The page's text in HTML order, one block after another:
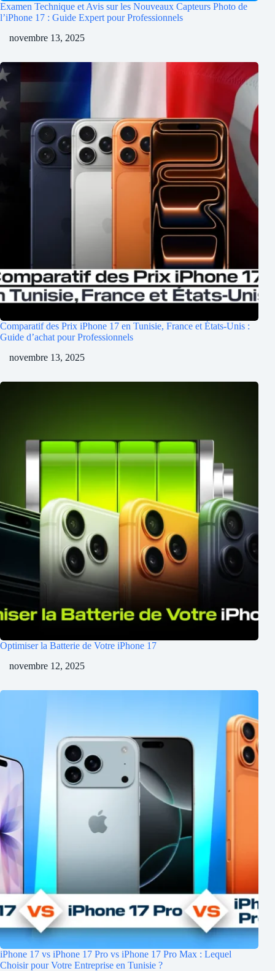
Examen Technique et Avis sur les Nouveaux Capteurs Photo de
l’iPhone 17 : Guide Expert pour Professionnels
novembre 13, 2025
Comparatif des Prix iPhone 17 en Tunisie, France et États-Unis :
Guide d’achat pour Professionnels
novembre 13, 2025
Optimiser la Batterie de Votre iPhone 17
novembre 12, 2025
iPhone 17 vs iPhone 17 Pro vs iPhone 17 Pro Max : Lequel
Choisir pour Votre Entreprise en Tunisie ?